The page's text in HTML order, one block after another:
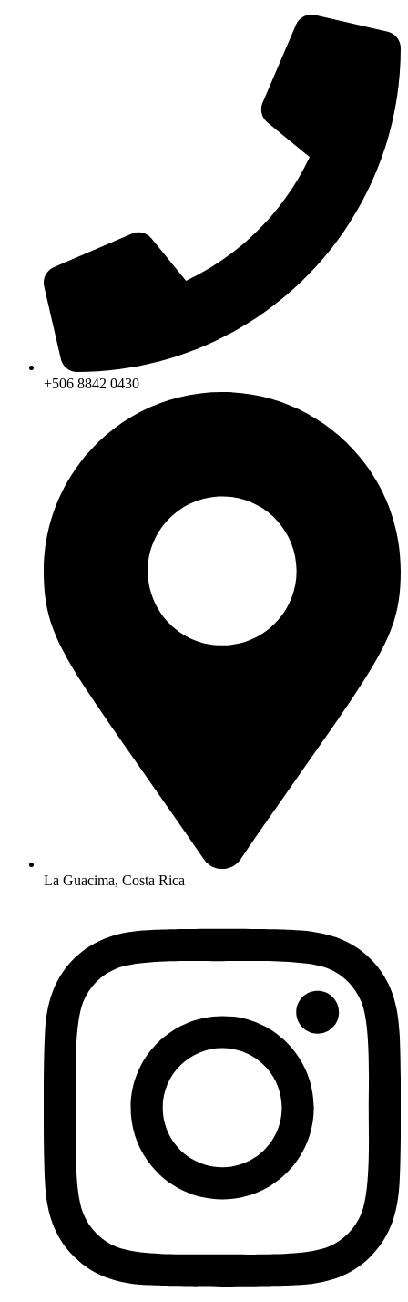
+506 8842 0430
La Guacima, Costa Rica